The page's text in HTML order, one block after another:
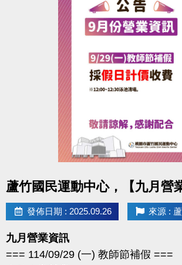
蘆竹國民運動中心，【九月營
發佈日期 : 2025.09.26 來源 :
九月營業資訊
=== 114/09/29 (一) 教師節補假 ===